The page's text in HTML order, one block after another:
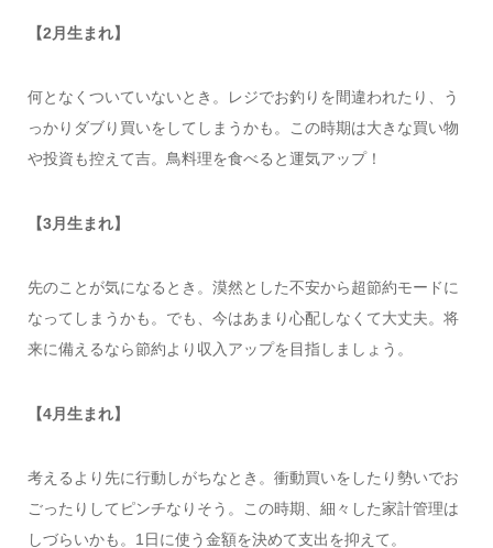
【2月生まれ】
何となくついていないとき。レジでお釣りを間違われたり、う
っかりダブり買いをしてしまうかも。この時期は大きな買い物
や投資も控えて吉。鳥料理を食べると運気アップ！
【3月生まれ】
先のことが気になるとき。漠然とした不安から超節約モードに
なってしまうかも。でも、今はあまり心配しなくて大丈夫。将
来に備えるなら節約より収入アップを目指しましょう。
【4月生まれ】
考えるより先に行動しがちなとき。衝動買いをしたり勢いでお
ごったりしてピンチなりそう。この時期、細々した家計管理は
しづらいかも。1日に使う金額を決めて支出を抑えて。